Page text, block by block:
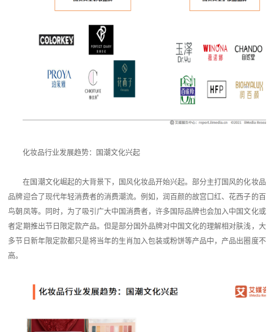
化妆品行业发展趋势：国潮文化兴起
在国潮文化崛起的大背景下，国风化妆品开始兴起。部分主打国风的化妆品
品牌迎合了现代年轻消费者的消费潮流。例如，润百颜的故宫口红、花西子的百
鸟朝凤等。同时，为了吸引广大中国消费者，许多国际品牌也会加入中国文化或
者定期推出节日限定款产品。但是部分国外品牌对中国文化的理解相对肤浅，大
多节日新年限定款都只是将当年的生肖加入包装或粉饼等产品中，产品出圈度不
高。